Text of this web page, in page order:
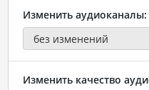
Изменить аудиоканалы:
Изменить качество